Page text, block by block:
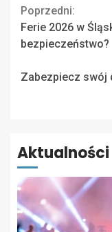
Reading
Poprzedni:
Ferie 2026 w
bezpieczeństwo?
Zabezpiecz swój
Aktualności